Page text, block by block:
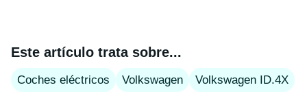
Este artículo trata sobre...
Coches eléctricos Volkswagen Volkswagen ID.4X